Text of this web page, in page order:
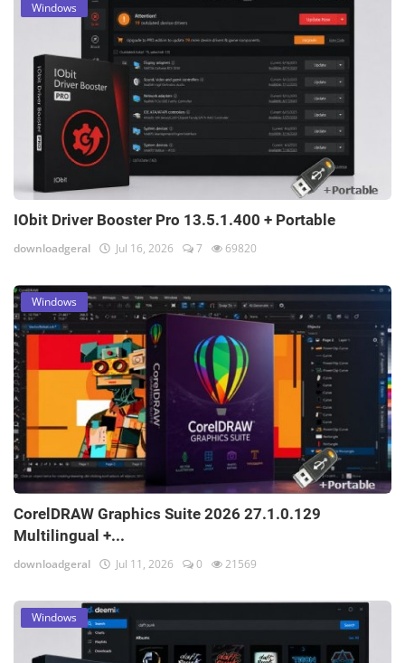
Windows
IObit Driver Booster Pro 13.5.1.400 + Portable
downloadgeral Jul 16, 2026 7 69820
Windows
CorelDRAW Graphics Suite 2026 27.1.0.129
Multilingual +...
downloadgeral Jul 11, 2026 0 21569
Windows